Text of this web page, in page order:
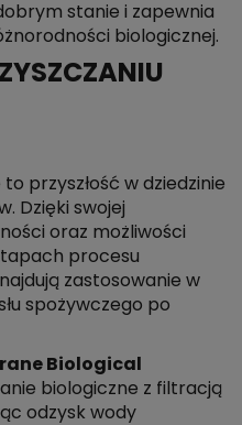
stanie i zapewnia
biologicznej.
przyszłość w dziedzinie
Dzięki swojej
oraz możliwości
procesu
zastosowanie w
spożywczego po
Biological
biologiczne z filtracją
odzysk wody